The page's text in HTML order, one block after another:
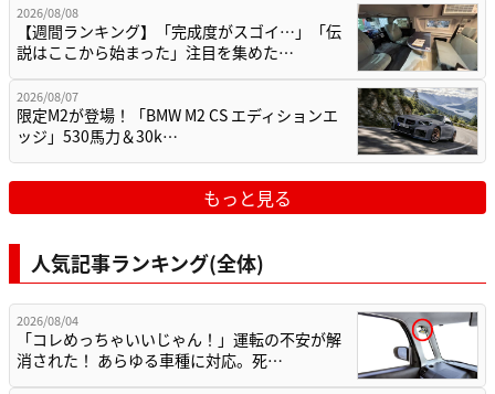
2026/08/08
【週間ランキング】「完成度がスゴイ…」「伝
説はここから始まった」注目を集めた…
2026/08/07
限定M2が登場！「BMW M2 CS エディションエ
ッジ」530馬力＆30k…
もっと見る
人気記事ランキング(全体)
2026/08/04
「コレめっちゃいいじゃん！」運転の不安が解
消された！ あらゆる車種に対応。死…